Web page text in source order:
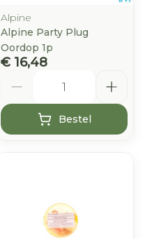
Alpine
Alpine Party Plug
Oordop 1p
€ 16,48
Bestel